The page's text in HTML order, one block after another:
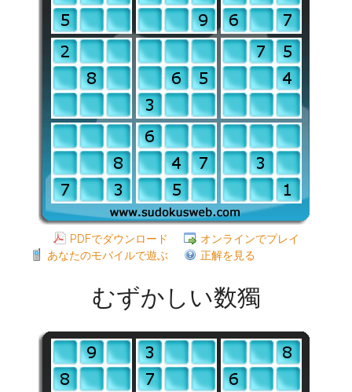
PDFでダウンロード
オンラインでプレイ
あなたのモバイルで遊ぶ
正解を見る
むずかしい数獨